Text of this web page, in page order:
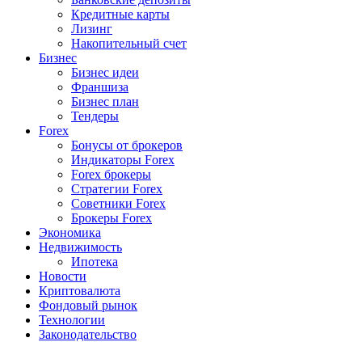
Кредитные карты
Лизинг
Накопительный счет
Бизнес
Бизнес идеи
Франшиза
Бизнес план
Тендеры
Forex
Бонусы от брокеров
Индикаторы Forex
Forex брокеры
Стратегии Forex
Советники Forex
Брокеры Forex
Экономика
Недвижимость
Ипотека
Новости
Криптовалюта
Фондовый рынок
Технологии
Законодательство